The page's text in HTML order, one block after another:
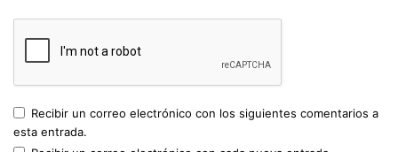
Recibir un correo electrónico con los siguientes comentarios a
esta entrada.